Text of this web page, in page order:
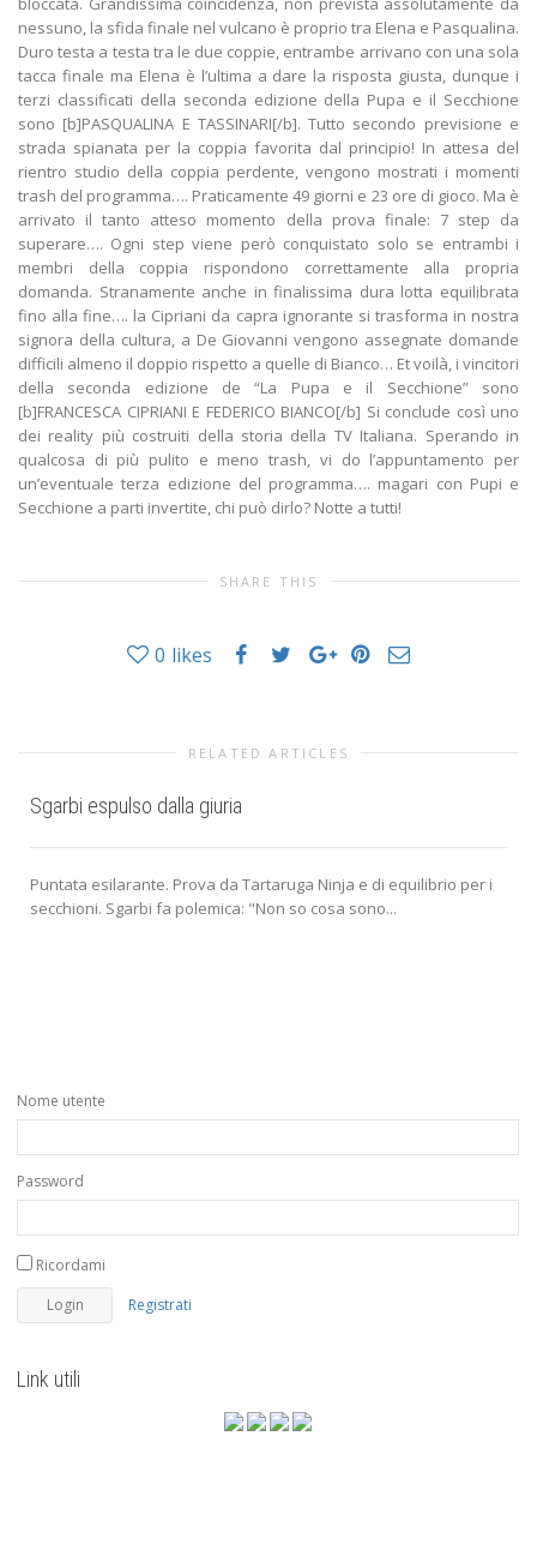
SHARE THIS
0 likes
RELATED ARTICLES
Sgarbi espulso dalla giuria
Puntata esilarante. Prova da Tartaruga Ninja e di equilibrio per i
secchioni. Sgarbi fa polemica: "Non so cosa sono...
Nome utente
Password
Ricordami
Registrati
Link utili